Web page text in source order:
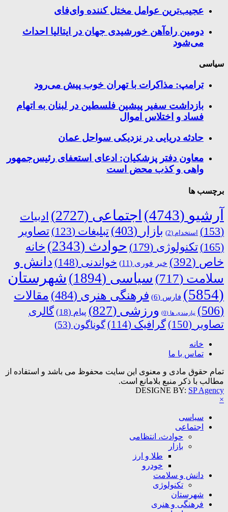
عجیب‌ترین عوامل مختل کننده وای‌فای
دومین راه‌آهن خورشیدی جهان در ایتالیا احداث
می‌شود
سیاسی
ترامپ: مذاکرات با تهران خوب پیش می‌رود
بازداشت سفیر پیشین فلسطین در لبنان به اتهام
فساد و اختلاس اموال
حادثه دریایی در نزدیکی سواحل عمان
معاون دفتر پزشکیان: ادعای استعفای رئیس‌جمهور
واهی و کذب محض است
برچسب ها
آرشیو (4743) اجتماعی (2727)
ادبیات
(153)
استخدام (2) بازار (403) تبلیغات (123)
تصاویر
(165)
تکنولوژی (179) حوادث (2343)
خانه
خاص (392) خبر فوری (11) خواندنی (148)
دانش و
سلامت (717) سیاسی (1894)
شهرستان
(5854)
فارس (6) فرهنگی هنری (484)
مقالات
(506)
نیازمندی ها (0) ورزشی (827) پیام (18)
گالری
تصاویر (150) گرافیک (114) گوناگون (53)
خانه
تماس با ما
تمام حقوق مادی و معنوی این سایت محفوظ می باشد و استفاده از
مطالب با ذکر منبع بلامانع است.
DESIGNE BY: SP Agency
×
سیاسی
اجتماعی
حوادث، انتظامی
بازار
طلا و ارز
خودرو
دانش و سلامت
تکنولوژی
شهرستان
فرهنگی و هنری